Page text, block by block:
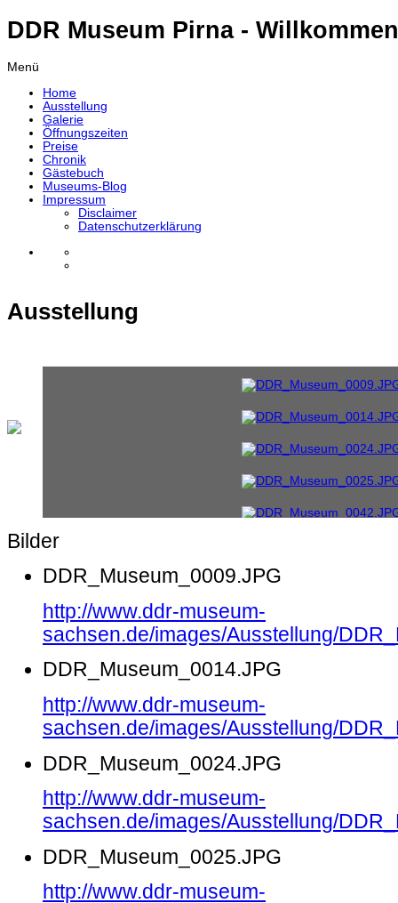
DDR Museum Pirna -
Menü
Home
Ausstellung
Galerie
Öffnungszeiten
Preise
Chronik
Gästebuch
Museums-Blog
Impressum
Disclaimer
Datenschutzerklärung
Ausstellung
Bilder
DDR_Museum_0009.JPG
http://www.ddr-museum-
sachsen.de/images/Ausstellung/
DDR_Museum_0014.JPG
http://www.ddr-museum-
sachsen.de/images/Ausstellung/
DDR_Museum_0024.JPG
http://www.ddr-museum-
sachsen.de/images/Ausstellung/
DDR_Museum_0025.JPG
http://www.ddr-museum-